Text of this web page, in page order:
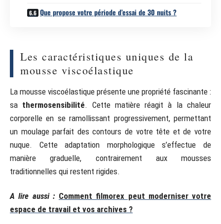
Que propose votre période d’essai de 30 nuits ?
Les caractéristiques uniques de la
mousse viscoélastique
La mousse viscoélastique présente une propriété fascinante :
sa thermosensibilité. Cette matière réagit à la chaleur
corporelle en se ramollissant progressivement, permettant
un moulage parfait des contours de votre tête et de votre
nuque. Cette adaptation morphologique s’effectue de
manière graduelle, contrairement aux mousses
traditionnelles qui restent rigides.
A lire aussi : Comment filmorex peut moderniser votre
espace de travail et vos archives ?